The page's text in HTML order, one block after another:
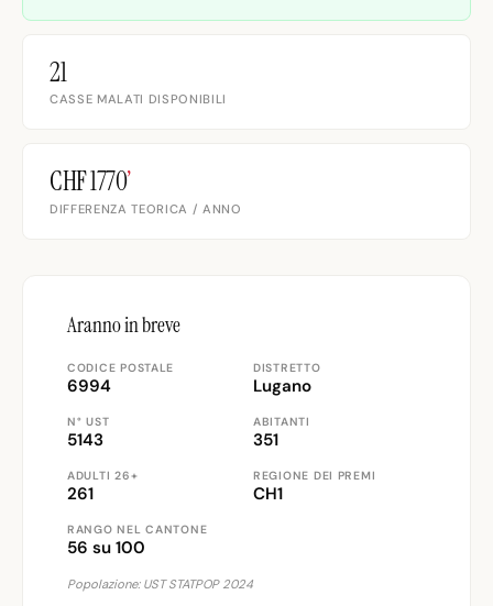
21
CASSE MALATI DISPONIBILI
CHF 1770’
DIFFERENZA TEORICA / ANNO
Aranno in breve
CODICE POSTALE
6994
DISTRETTO
Lugano
N° UST
5143
ABITANTI
351
ADULTI 26+
261
REGIONE DEI PREMI
CH1
RANGO NEL CANTONE
56 su 100
Popolazione: UST STATPOP 2024